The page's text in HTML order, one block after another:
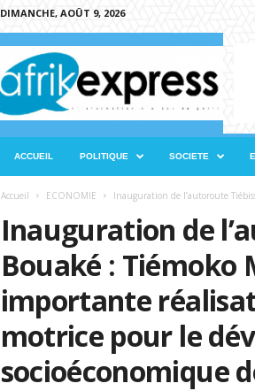
DIMANCHE, AOÛT 9, 2026
ACCUEIL POLITIQUE SOCIETE
Accueil ECONOMIE Inauguration de l’autoroute
Inauguration de
Bouaké : Tiémoko
importante
motrice pour le
socioéconomique